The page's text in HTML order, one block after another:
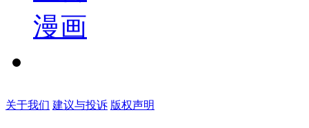
漫画
关于我们 建议与投诉 版权声明